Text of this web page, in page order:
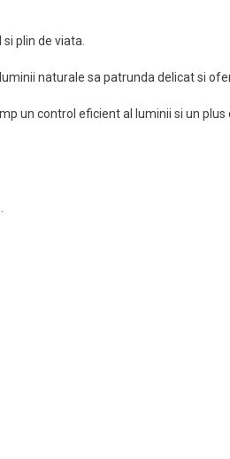
plin de viata.
naturale sa patrunda delicat si
un control eficient al luminii si un